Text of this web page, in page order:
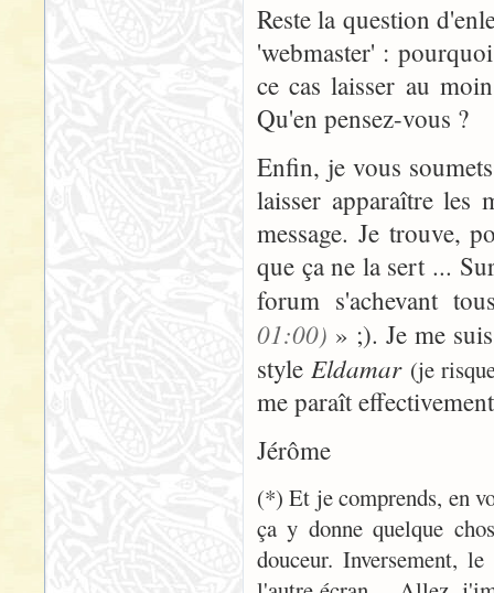
Reste la question
'webmaster' :
ce cas laisser au
Qu'en pensez-vous ?
Enfin, je vous
laisser apparaître
message. Je trouve,
que ça ne la sert ...
forum s'achevant
01:00) » ;). Je me
style Eldamar (je
me paraît
Jérôme
(*) Et je comprends, en
ça y donne quelque
douceur. Inversement,